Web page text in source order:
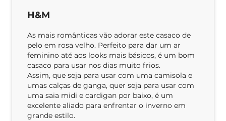
H&M
As mais românticas vão adorar este casaco de
pelo em rosa velho. Perfeito para dar um ar
feminino até aos looks mais básicos, é um bom
casaco para usar nos dias muito frios.
Assim, que seja para usar com uma camisola e
umas calças de ganga, quer seja para usar com
uma saia midi e cardigan por baixo, é um
excelente aliado para enfrentar o inverno em
grande estilo.